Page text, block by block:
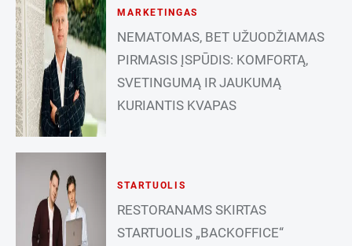
MARKETINGAS
NEMATOMAS, BET UŽUODŽIAMAS
PIRMASIS ĮSPŪDIS: KOMFORTĄ,
SVETINGUMĄ IR JAUKUMĄ
KURIANTIS KVAPAS
STARTUOLIS
RESTORANAMS SKIRTAS
STARTUOLIS „BACKOFFICE“